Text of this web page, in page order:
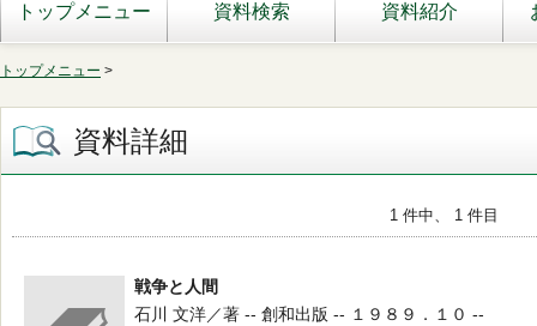
トップメニュー 資料検索 資料紹介
トップメニュー >
資料詳細
1 件中、 1 件目
戦争と人間
石川 文洋／著 -- 創和出版 -- １９８９．１０ --